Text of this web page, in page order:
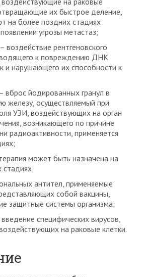
их быстрое деление,
на более поздних стадиях
угрозы метастаз;
воздействие рентгеновского
к повреждению ДНК
и нарушающего их способности к
вброс йодированных гранул в
железу, осуществляемый при
УЗИ, воздействующих на орган
возникающего по причине
радиоактивности, применяется
может быть назначена на
стадиях;
антител, применяемые
собой вакцины,
защитные системы организма;
специфических вирусов,
на раковые клетки.